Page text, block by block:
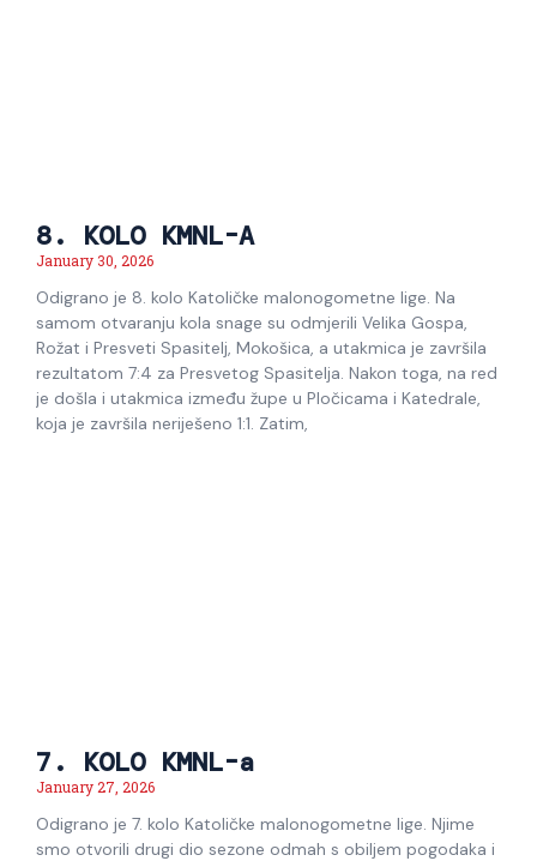
8. KOLO KMNL-A
January 30, 2026
Odigrano je 8. kolo Katoličke malonogometne lige. Na
samom otvaranju kola snage su odmjerili Velika Gospa,
Rožat i Presveti Spasitelj, Mokošica, a utakmica je završila
rezultatom 7:4 za Presvetog Spasitelja. Nakon toga, na red
je došla i utakmica između župe u Pločicama i Katedrale,
koja je završila neriješeno 1:1. Zatim,
7. KOLO KMNL-a
January 27, 2026
Odigrano je 7. kolo Katoličke malonogometne lige. Njime
smo otvorili drugi dio sezone odmah s obiljem pogodaka i